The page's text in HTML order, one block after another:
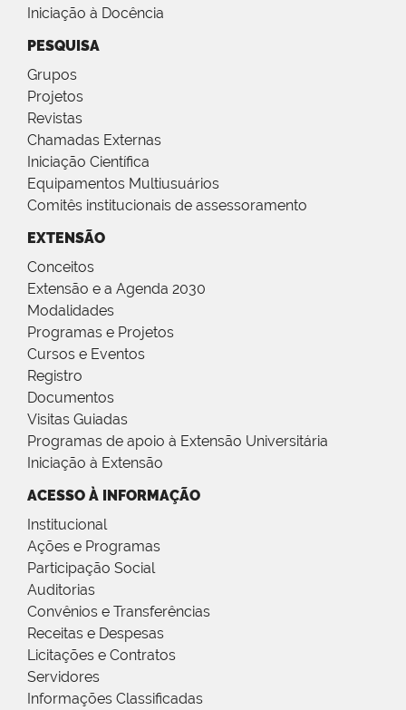
Iniciação à Docência
PESQUISA
Grupos
Projetos
Revistas
Chamadas Externas
Iniciação Científica
Equipamentos Multiusuários
Comitês institucionais de assessoramento
EXTENSÃO
Conceitos
Extensão e a Agenda 2030
Modalidades
Programas e Projetos
Cursos e Eventos
Registro
Documentos
Visitas Guiadas
Programas de apoio à Extensão Universitária
Iniciação à Extensão
ACESSO À INFORMAÇÃO
Institucional
Ações e Programas
Participação Social
Auditorias
Convênios e Transferências
Receitas e Despesas
Licitações e Contratos
Servidores
Informações Classificadas